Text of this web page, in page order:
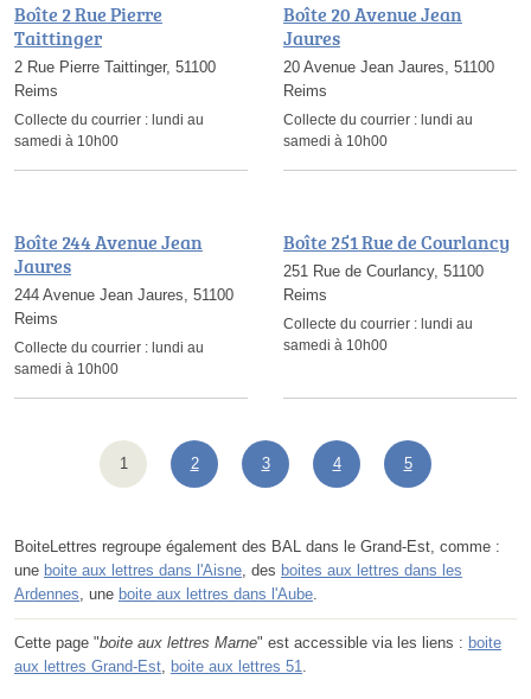
Boîte 2 Rue Pierre
Taittinger
2 Rue Pierre Taittinger, 51100
Reims
Collecte du courrier : lundi au
samedi à 10h00
Boîte 20 Avenue Jean
Jaures
20 Avenue Jean Jaures, 51100
Reims
Collecte du courrier : lundi au
samedi à 10h00
Boîte 244 Avenue Jean
Jaures
244 Avenue Jean Jaures, 51100
Reims
Collecte du courrier : lundi au
samedi à 10h00
Boîte 251 Rue de Courlancy
251 Rue de Courlancy, 51100
Reims
Collecte du courrier : lundi au
samedi à 10h00
1 2 3 4 5
BoiteLettres regroupe également des BAL dans le Grand-Est, comme :
une boite aux lettres dans l'Aisne, des boites aux lettres dans les
Ardennes, une boite aux lettres dans l'Aube.
Cette page "boite aux lettres Marne" est accessible via les liens : boite
aux lettres Grand-Est, boite aux lettres 51.